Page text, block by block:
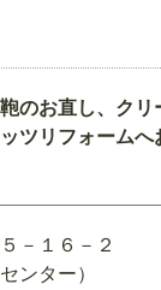
のお直し、クリ
ツリフォームへ
－１６－２
ンター）